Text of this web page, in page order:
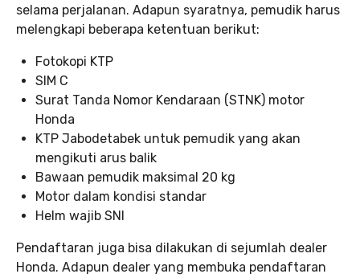
selama perjalanan. Adapun syaratnya, pemudik harus
melengkapi beberapa ketentuan berikut:
Fotokopi KTP
SIM C
Surat Tanda Nomor Kendaraan (STNK) motor
Honda
KTP Jabodetabek untuk pemudik yang akan
mengikuti arus balik
Bawaan pemudik maksimal 20 kg
Motor dalam kondisi standar
Helm wajib SNI
Pendaftaran juga bisa dilakukan di sejumlah dealer
Honda. Adapun dealer yang membuka pendaftaran